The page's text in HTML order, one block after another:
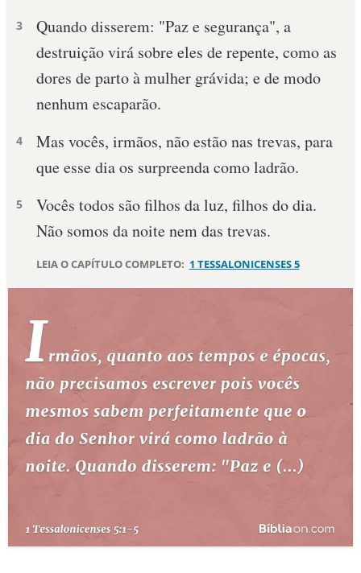
10 MANDAMENTOS
ESTUDOS BÍBLICOS
ESBOÇOS DE PREGAÇÃO
TEMAS
PERGUNTE À BÍBLIA
TERMO BÍBLICO
LOJA BÍBLIAON
3
Quando disserem: "Paz e segurança", a
destruição virá sobre eles de repente, como as
dores de parto à mulher grávida; e de modo
nenhum escaparão.
4
Mas vocês, irmãos, não estão nas trevas, para
que esse dia os surpreenda como ladrão.
5
Vocês todos são filhos da luz, filhos do dia.
Não somos da noite nem das trevas.
LEIA O CAPÍTULO COMPLETO: 1 TESSALONICENSES 5